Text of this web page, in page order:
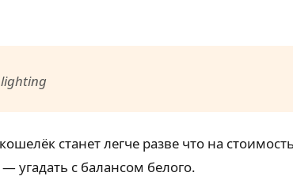
lighting
станет легче разве что на
угадать с балансом белого.